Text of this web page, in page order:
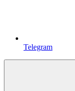
Telegram